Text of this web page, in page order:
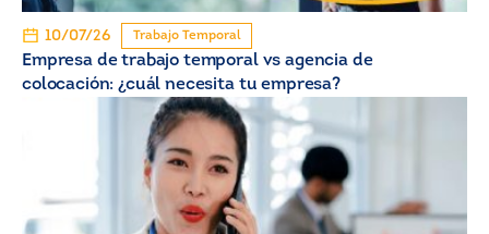
10/07/26 Trabajo Temporal
Empresa de trabajo temporal vs agencia de
colocación: ¿cuál necesita tu empresa?